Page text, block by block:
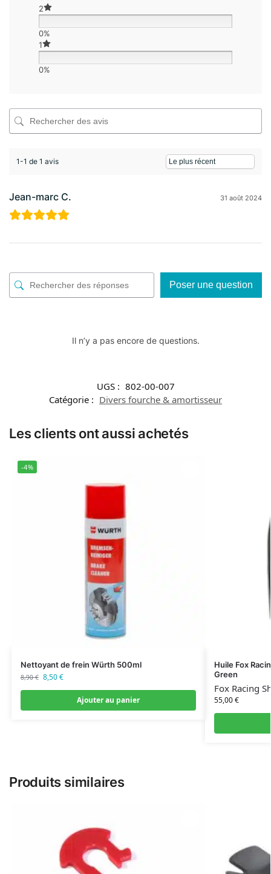
2
0%
1
0%
1-1 de 1 avis
Jean-marc C. 31 août 2024
Poser une question
Il n’y a pas encore de questions.
UGS : 802-00-007
Catégorie : Divers fourche & amortisseur
Les clients ont aussi achetés
-4%
Nettoyant de frein Würth 500ml
8,90€ 8,50€
Ajouter au panier
Huile Fox
Green
Fox Racing
55,00€
Produits similaires